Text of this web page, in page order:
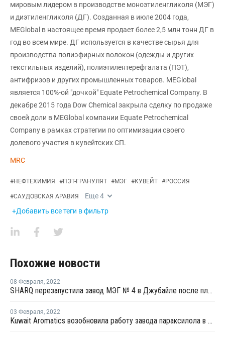
мировым лидером в производстве моноэтиленгликоля (МЭГ)
и диэтиленгликоля (ДГ). Созданная в июле 2004 года,
MEGlobal в настоящее время продает более 2,5 млн тонн ДГ в
год во всем мире. ДГ используется в качестве сырья для
производства полиэфирных волокон (одежды и других
текстильных изделий), полиэтилентерефталата (ПЭТ),
антифризов и других промышленных товаров. MEGlobal
является 100%-ой "дочкой" Equate Petrochemical Company. В
декабре 2015 года Dow Chemical закрыла сделку по продаже
своей доли в MEGlobal компании Equate Petrochemical
Company в рамках стратегии по оптимизации своего
долевого участия в кувейтских СП.
MRC
#НЕФТЕХИМИЯ #ПЭТ-ГРАНУЛЯТ #МЭГ #КУВЕЙТ #РОССИЯ
#САУДОВСКАЯ АРАВИЯ Еще4
+Добавить все теги в фильтр
Похожие новости
08 Февраля, 2022
SHARQ перезапустила завод МЭГ № 4 в Джубайле после планового ремонта
03 Февраля, 2022
Kuwait Aromatics возобновила работу завода параксилола в Кувейте после профилактики